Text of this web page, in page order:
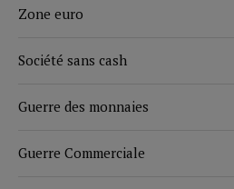
Zone euro
Société sans cash
Guerre des monnaies
Guerre Commerciale